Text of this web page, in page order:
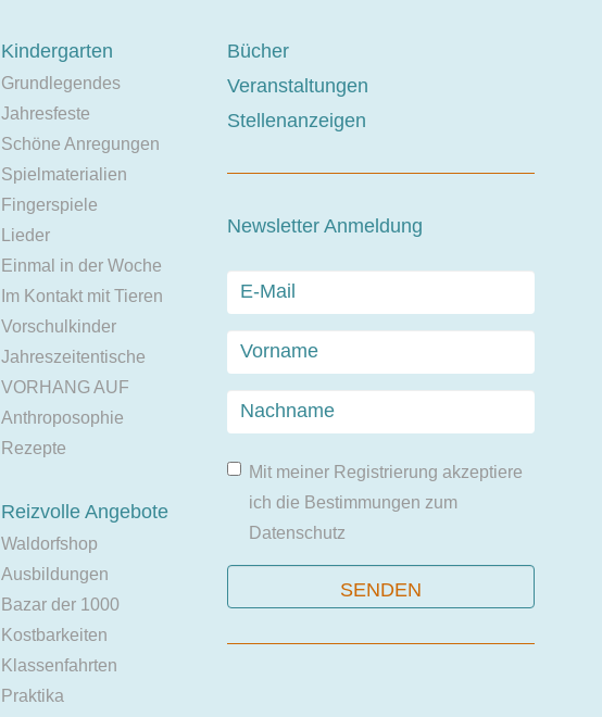
Kindergarten
Grundlegendes
Jahresfeste
Schöne Anregungen
Spielmaterialien
Fingerspiele
Lieder
Einmal in der Woche
Im Kontakt mit Tieren
Vorschulkinder
Jahreszeitentische
VORHANG AUF
Anthroposophie
Rezepte
Reizvolle Angebote
Waldorfshop
Ausbildungen
Bazar der 1000
Kostbarkeiten
Klassenfahrten
Praktika
Bücher
Veranstaltungen
Stellenanzeigen
Newsletter Anmeldung
Mit meiner Registrierung akzeptiere
ich die Bestimmungen zum
Datenschutz